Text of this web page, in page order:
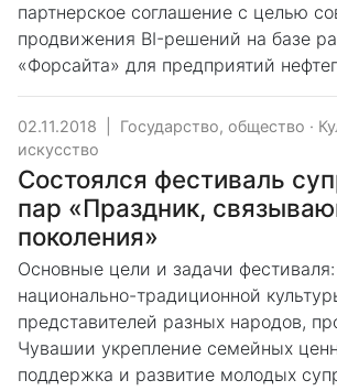
партнерское соглашение с целью
продвижения BI-решений на базе
«Форсайта» для предприятий
02.11.2018 Государство, общество ·
искусство
Состоялся фестиваль
пар «Праздник,
поколения»
Основные цели и задачи фестиваля:
национально-традиционной
представителей разных народов,
Чувашии укрепление семейных
поддержка и развитие молодых